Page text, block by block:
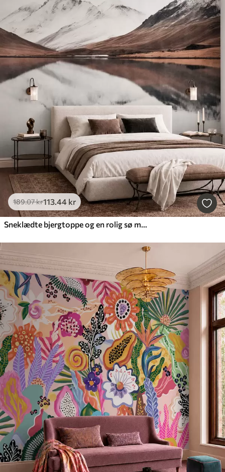
189.07kr113.44 kr
Sneklædte bjergtoppe og en rolig sø med et spejlblankt overflade